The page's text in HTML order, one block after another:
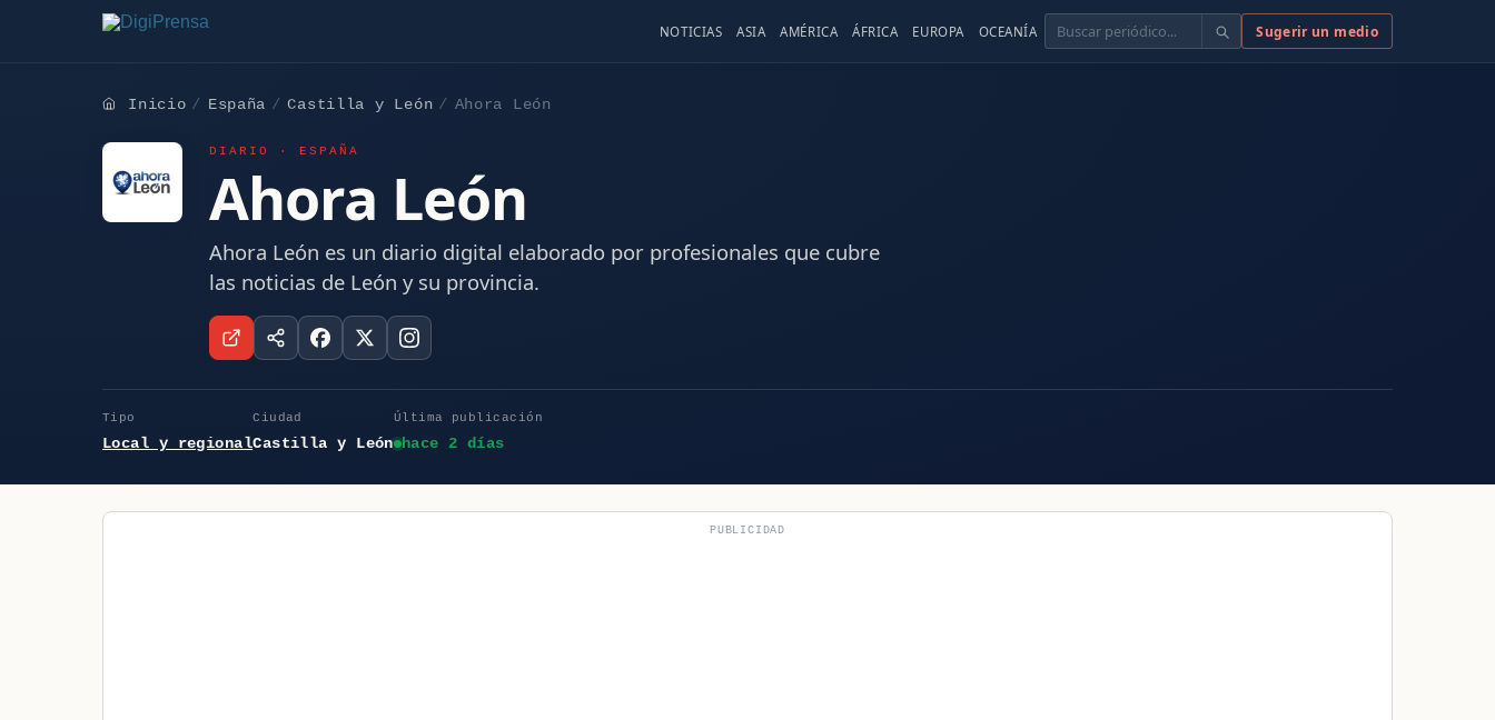
NOTICIAS ASIA AMÉRICA ÁFRICA EUROPA OCEANÍA Buscar Sugerir un medio
Inicio España Castilla y León Ahora León
DIARIO · ESPAÑA
Ahora León
Ahora León es un diario digital elaborado por profesionales que cubre
las noticias de León y su provincia.
Tipo
Local y regional
Ciudad
Castilla y León
Última publicación
hace 2 días
PUBLICIDAD